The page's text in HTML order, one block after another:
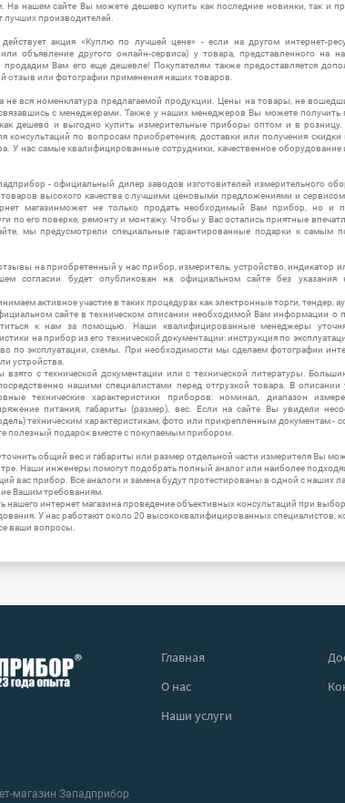
нашем сайте Вы можете дешево купить как последние новинки, так и
производителей.
акция «Куплю по лучшей цене» - если на другом интернет-
объявление другого онлайн-сервиса) у товара, представленного на
Вам его еще дешевле! Покупателям также предоставляется
отзыв или фотографии применения наших товаров.
не вся номенклатура предлагаемой продукции. Цены на товары, не
с менеджерами. Также у наших менеджеров Вы можете
дешево и выгодно купить измерительные приборы оптом и в розницу.
консультаций по вопросам приобретения, доставки или получения
У нас самые квалифицированные сотрудники, качественное оборудование
- официальный дилер заводов изготовителей измерительного
высокого качества с лучшими ценовыми предложениями и
магазинможет не только продать необходимый Вам прибор, но и
по его поверке, ремонту и монтажу. Чтобы у Вас остались приятные
мы предусмотрели специальные гарантированные подарки к самым
на приобретенный у нас прибор, измеритель, устройство, индикатор
согласии будет опубликован на официальном сайте без указания
активное участие в таких процедурах как электронные торги, тендер,
сайте в техническом описании необходимой Вам информации о
к нам за помощью. Наши квалифицированные менеджеры
на прибор из его технической документации: инструкция по
по эксплуатации, схемы. При необходимости мы сделаем фотографии
устройства.
взято с технической документации или с технической литературы.
нашими специалистами перед отгрузкой товара. В описании
технические характеристики приборов: номинал, диапазон
питания, габариты (размер), вес. Если на сайте Вы увидели
техническим характеристикам, фото или прикрепленным документам -
полезный подарок вместе с покупаемым прибором.
общий вес и габариты или размер отдельной части измерителя Вы
Наши инженеры помогут подобрать полный аналог или наиболее
вас прибор. Все аналоги и замена будут протестированы в одной с наших
Вашим требованиям.
нашего интернет магазина проведение объективных консультаций при
У нас работают около 20 высококвалифицированных специалистов,
ваши вопросы.
Главная
О нас
Наши услуги
магазин Западприбор